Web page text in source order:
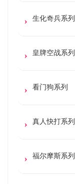
生化奇兵系列
皇牌空战系列
看门狗系列
真人快打系列
福尔摩斯系列